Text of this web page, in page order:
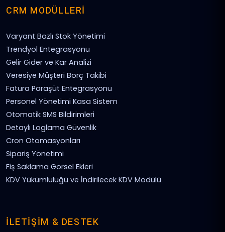
CRM MODÜLLERI
Varyant Bazlı Stok Yönetimi
Trendyol Entegrasyonu
Gelir Gider ve Kar Analizi
Veresiye Müşteri Borç Takibi
Fatura Paraşüt Entegrasyonu
Personel Yönetimi Kasa Sistem
Otomatik SMS Bildirimleri
Detaylı Loglama Güvenlik
Cron Otomasyonları
Sipariş Yönetimi
Fiş Saklama Görsel Ekleri
KDV Yükümlülüğü ve İndirilecek KDV Modülü
İLETIŞIM & DESTEK